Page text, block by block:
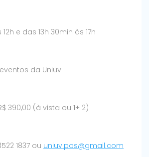
e das 13h 30min às 17h
da Uniuv
390,00 (à vista ou 1+ 2)
1837 ou uniuv.pos@gmail.com